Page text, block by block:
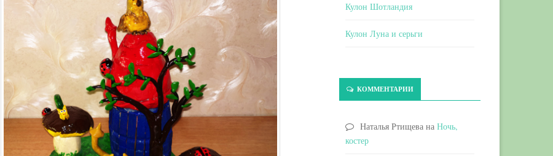
Кулон Шотландия
Кулон Луна и серьги
КОММЕНТАРИИ
Наталья Ртищевана Ночь,
костер